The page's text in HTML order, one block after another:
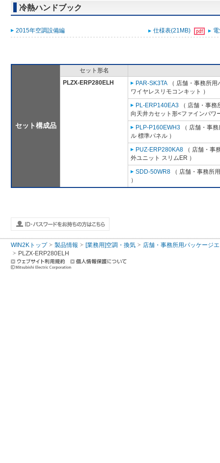
冷熱ハンドブック
2015年空調設備編 仕様表(21MB)
セット構成品
セット形名
PLZX-ERP280ELH
PAR-SK3TA （ 店舗・事務所
ワイヤレスリモコンキット ）
PL-ERP140EA3 （ 店舗・事
向天井カセット形<ファインパワ
PLP-P160EWH3 （ 店舗・事
ル 標準パネル ）
PUZ-ERP280KA8 （ 店舗・事
外ユニット スリムER ）
SDD-50WR8 （ 店舗・事務所
）
WIN2Kトップ 製品情報 [業務用]空調・換気
店舗・事務所用パッケージ
PLZX-ERP280ELH